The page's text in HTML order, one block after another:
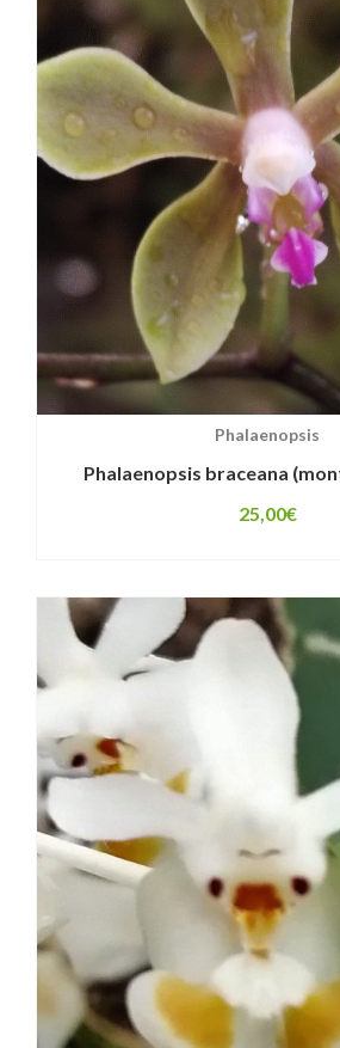
Phalaenopsis
Phalaenopsis braceana
25,00€